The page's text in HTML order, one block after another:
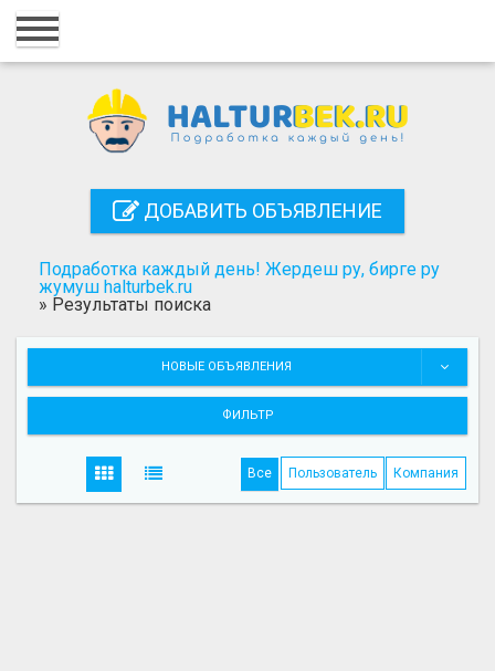
Главная
Регистрация
Поиск
ДОБАВИТЬ ОБЪЯВЛЕНИЕ
Подработка каждый день! Жердеш ру, бирге ру
жумуш halturbek.ru
» Результаты поиска
НОВЫЕ ОБЪЯВЛЕНИЯ
ФИЛЬТР
Все Пользователь Компания